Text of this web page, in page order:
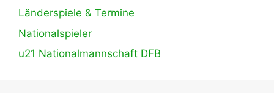
Länderspiele & Termine
Nationalspieler
u21 Nationalmannschaft DFB